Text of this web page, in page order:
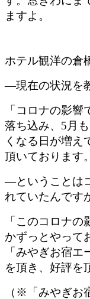
ますよ。
ホテル観洋の倉
―現在の状況を
「コロナの影
落ち込み、5月
くなる日が増え
頂いております
―ということは
れていたんです
「このコロナ
かずっとやって
「みやぎお宿
を頂き、好評を
（※「みやぎお